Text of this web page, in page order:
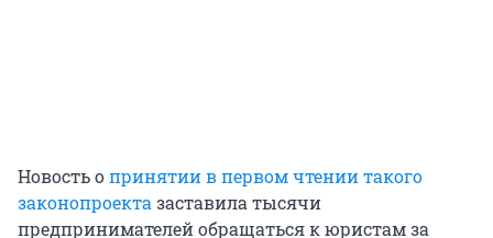
Новость опринятии в первом чтении такого
законопроектазаставила тысячи
предпринимателей обращаться к юристам за